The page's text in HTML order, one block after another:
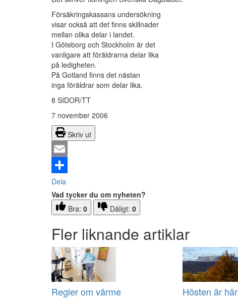
Försäkringskassans undersökning
visar också att det finns skillnader
mellan olika delar i landet.
I Göteborg och Stockholm är det
vanligare att föräldrarna delar lika
på ledigheten.
På Gotland finns det nästan
inga föräldrar som delar lika.
8 SIDOR/TT
7 november 2006
Skriv ut
Email
Dela
Vad tycker du om nyheten?
Bra: 0 Dåligt: 0
Fler liknande artiklar
Regler om värme Hösten är här